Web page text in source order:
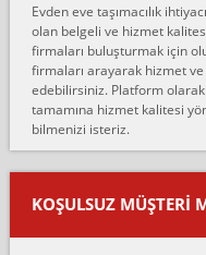
çalıştıklarını, müş...
Ahmet:
Lüleburgaz güngünes evden eve
anlaştık sabah eve geldiklerinde
sarcaz demelerine r...
mehmet güldü:
Ankara ALİCANLAR NAKLİYAT
var verdikleri fiyat teklifini
oldukça tutarsı...
Evden eve taşımacılık
olan belgeli ve hizmet
firmaları buluşturmak için
firmaları arayarak hizmet
edebilirsiniz. Platform
tamamına hizmet kalitesi
bilmenizi isteriz.
KOŞULSUZ MÜŞTERI